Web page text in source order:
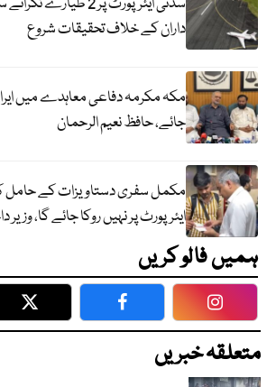
داران کے خلاف تحقیقات شروع
مکہ مکرمہ دفاعی معاہدے میں
جائے، حافظ نعیم الرحمان
مکمل سفری دستاویزات کے حامل
ایئرپورٹ پر نہیں روکا جائے گا، وزیر
ہمیں فالو کریں
Twitter Facebook
متعلقہ خبریں